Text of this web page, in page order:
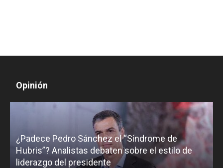
Opinión
¿Padece Pedro Sánchez el “Síndrome de
Hubris”? Analistas debaten sobre el estilo de
liderazgo del presidente